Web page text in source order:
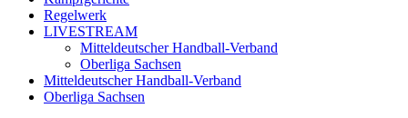
Regelwerk
LIVESTREAM
Mitteldeutscher Handball-Verband
Oberliga Sachsen
Mitteldeutscher Handball-Verband
Oberliga Sachsen